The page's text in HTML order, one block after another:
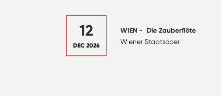
12
DEC 2026
WIEN- Die Zauberflöte
Wiener Staatsoper